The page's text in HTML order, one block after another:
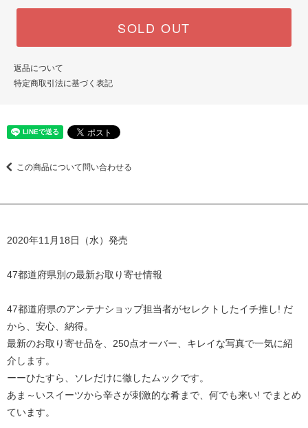
SOLD OUT
返品について
特定商取引法に基づく表記
この商品について問い合わせる
2020年11月18日（水）発売
47都道府県別の最新お取り寄せ情報
47都道府県のアンテナショップ担当者がセレクトしたイチ推し! だ
から、安心、納得。
最新のお取り寄せ品を、250点オーバー、キレイな写真で一気に紹
介します。
ーーひたすら、ソレだけに徹したムックです。
あま～いスイーツから辛さが刺激的な肴まで、何でも来い! でまとめ
ています。